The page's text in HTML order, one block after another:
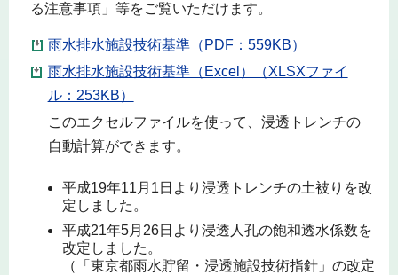
る注意事項」等をご覧いただけます。
雨水排水施設技術基準（PDF：559KB）
雨水排水施設技術基準（Excel）（XLSXファイ
ル：253KB）
このエクセルファイルを使って、浸透トレンチの
自動計算ができます。
平成19年11月1日より浸透トレンチの土被りを改
定しました。
平成21年5月26日より浸透人孔の飽和透水係数を
改定しました。
（「東京都雨水貯留・浸透施設技術指針」の改定